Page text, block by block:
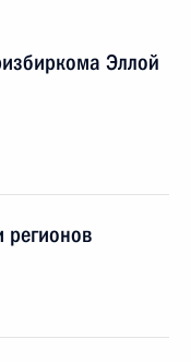
Эллой
регионов